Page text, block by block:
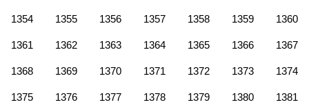
1354 1355 1356 1357 1358 1359 1360
1361 1362 1363 1364 1365 1366 1367
1368 1369 1370 1371 1372 1373 1374
1375 1376 1377 1378 1379 1380 1381